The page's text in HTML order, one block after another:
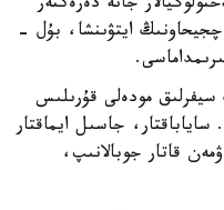
جانە دەرەكتەر
ايتۋىنشا، بۇل -
سيفرلىق مودەلى قۇرىلىس
جاسىل ايماقتار
قاتار جوبالانىپ،